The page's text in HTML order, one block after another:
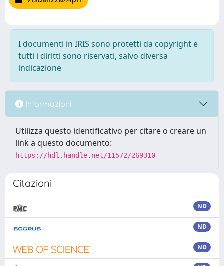
I documenti in IRIS sono protetti da copyright e
tutti i diritti sono riservati, salvo diversa
indicazione
Informazioni
Utilizza questo identificativo per citare o creare un
link a questo documento:
https://hdl.handle.net/11572/269310
Citazioni
ND
ND
ND